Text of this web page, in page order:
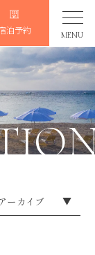
泊予約 MENU
アーカイブ ▼